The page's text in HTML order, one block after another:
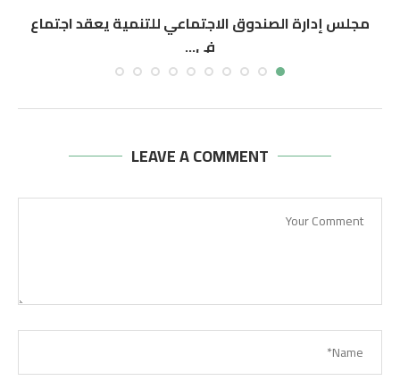
مجلس إدارة الصندوق الاجتماعي للتنمية يعقد اجتماع
في...
أغسطس 5, 2026
LEAVE A COMMENT